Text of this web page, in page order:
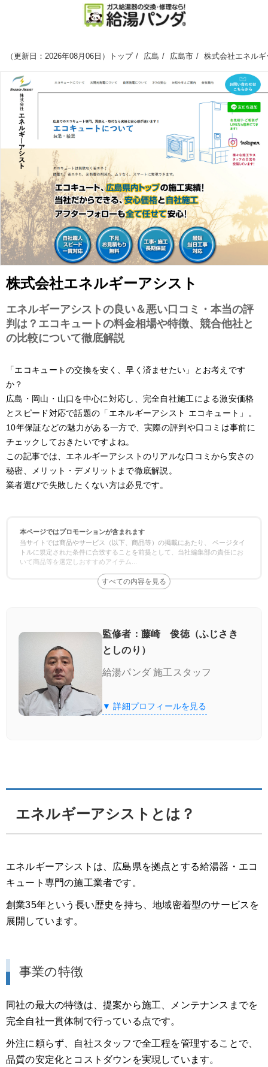
（更新日：2026年08月06日 ） トップ 広島 広島市 株式会社エネル
株式会社エネルギーアシスト
エネルギーアシストの良い＆悪い口コミ・本当の評
判は？エコキュートの料金相場や特徴、競合他社と
の比較について徹底解説
「エコキュートの交換を安く、早く済ませたい」とお考えです
か？
広島・岡山・山口を中心に対応し、完全自社施工による激安価格
とスピード対応で話題の「エネルギーアシスト エコキュート」。
10年保証などの魅力がある一方で、実際の評判や口コミは事前に
チェックしておきたいですよね。
この記事では、エネルギーアシストのリアルな口コミから安さの
秘密、メリット・デメリットまで徹底解説。
業者選びで失敗したくない方は必見です。
本ページではプロモーションが含まれます
当サイトでは商品やサービス（以下、商品等）の掲載にあたり、 ページタイ
トルに規定された条件に合致することを前提として、当社編集部の責任にお
いて商品等を選定しおすすめアイテム
監修者：藤崎 俊徳（ふじさき
としのり）
給湯パンダ 施工スタッフ
▼ 詳細プロフィールを見る
エネルギーアシストとは？
エネルギーアシストは、広島県を拠点とする給湯器・エコ
キュート専門の施工業者です。
創業35年という長い歴史を持ち、地域密着型のサービスを
展開しています。
事業の特徴
同社の最大の特徴は、提案から施工、メンテナンスまでを
完全自社一貫体制で行っている点です。
外注に頼らず、自社スタッフで全工程を管理することで、
品質の安定化とコストダウンを実現しています。